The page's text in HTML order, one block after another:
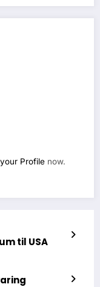
Profile now.
til USA